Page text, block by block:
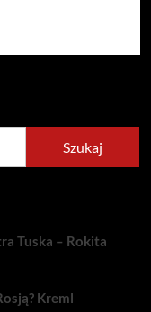
Szukaj
Tuska – Rokita
Kreml